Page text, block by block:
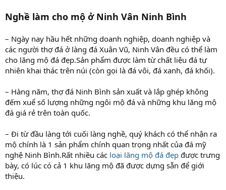
Nghề làm cho mộ ở Ninh Vân Ninh Bình
– Ngày nay hầu hết những doanh nghiệp, doanh nghiệp và
các người thợ đá ở làng đá Xuân Vũ, Ninh Vân đều có thể làm
cho lăng mộ đá đẹp.Sản phẩm được làm từ chất liệu đá tự
nhiên khai thác trên núi (còn gọi là đá vôi, đá xanh, đá khối).
– Hàng năm, thợ đá Ninh Bình sản xuất và lắp ghép không
đếm xuể số lượng những ngôi mộ đá và những khu lăng mộ
đá giá rẻ trên toàn quốc.
– Đi từ đầu làng tới cuối làng nghề, quý khách có thể nhận ra
mộ chính là 1 sản phẩm chính quan trọng nhất của đá mỹ
nghệ Ninh Bình.Rất nhiều các loại lăng mộ đá đẹp được trưng
bày, có lúc có cả 1 khu lăng mộ đã được dựng sẵn để giới
thiệu.